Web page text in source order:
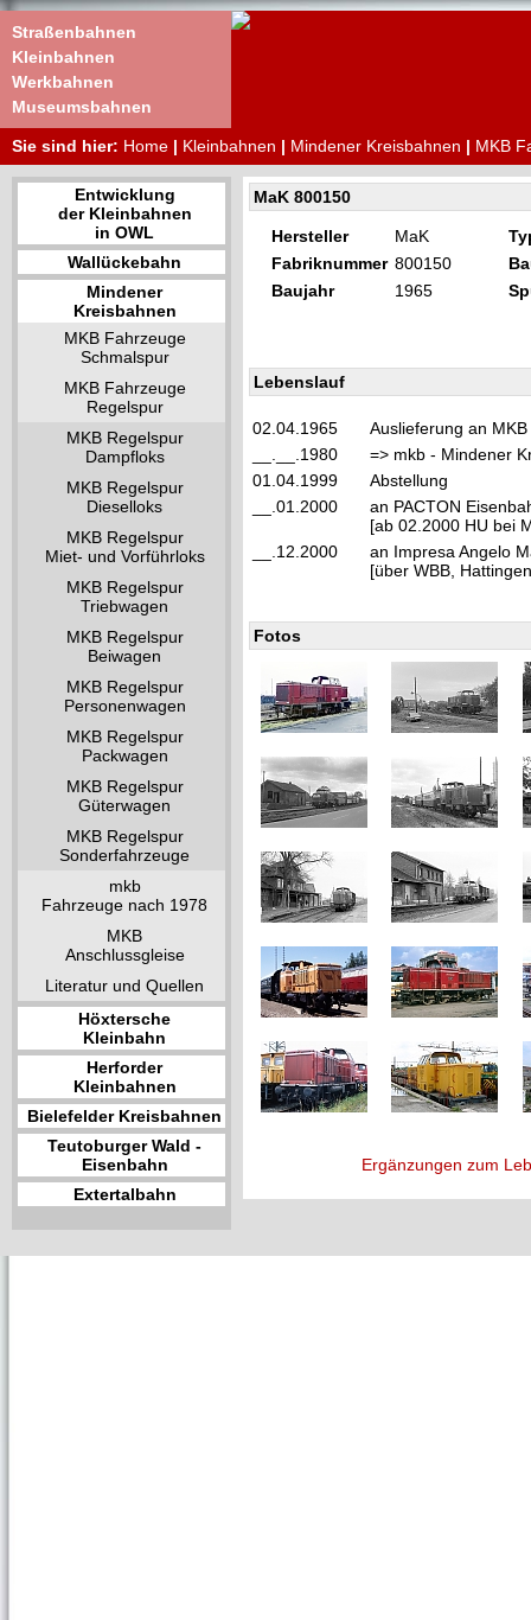
Straßenbahnen
Kleinbahnen
Werkbahnen
Museumsbahnen
Sie sind hier: Home | Kleinbahnen | Mindener Kreisbahnen | MKB
Entwicklung
der Kleinbahnen
in OWL
Wallückebahn
Mindener
Kreisbahnen
MKB Fahrzeuge
Schmalspur
MKB Fahrzeuge
Regelspur
MKB Regelspur
Dampfloks
MKB Regelspur
Dieselloks
MKB Regelspur
Miet- und Vorführloks
MKB Regelspur
Triebwagen
MKB Regelspur
Beiwagen
MKB Regelspur
Personenwagen
MKB Regelspur
Packwagen
MKB Regelspur
Güterwagen
MKB Regelspur
Sonderfahrzeuge
mkb
Fahrzeuge nach 1978
MKB
Anschlussgleise
Literatur und Quellen
Höxtersche
Kleinbahn
Herforder
Kleinbahnen
Bielefelder Kreisbahnen
Teutoburger Wald -
Eisenbahn
Extertalbahn
MaK 800150
Hersteller MaK
Fabriknummer 800150
Baujahr
1965
Lebenslauf
02.04.1965
Auslieferung an
__.__.1980
=> mkb - Mindener
01.04.1999
Abstellung
__.01.2000
an PACTON
[ab 02.2000 HU bei
__.12.2000
an Impresa Angelo
[über WBB,
Fotos
Ergänzungen zum